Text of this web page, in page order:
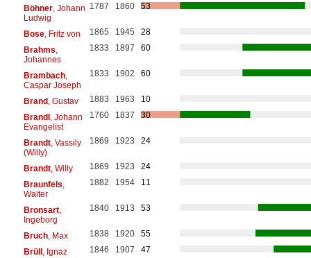
Böhner, Johann
Ludwig
1787 1860 53
Bose, Fritz von 1865 1945
28
Brahms
Johannes
1833 1897 60
Brambach,
Caspar Joseph
1833 1902 60
Brand, Gustav 1883 1963
10
Brandl, Johann
Evangelist
1760 1837 30
Brandt, Vassily
(Willy)
1869 1923 24
Brandt, Willy 1869 1923
24
Braunfels
Walter
1882 1954 11
Bronsart,
Ingeborg
1840 1913 53
Bruch, Max 1838 1920
55
Brüll, Ignaz 1846 1907
47